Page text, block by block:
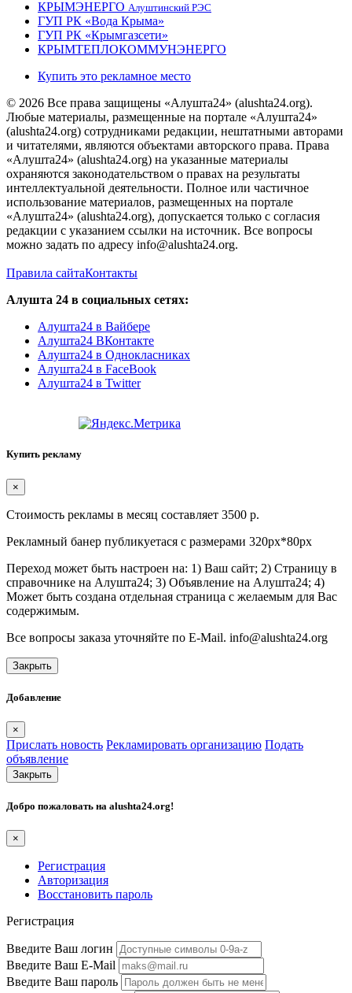
КРЫМЭНЕРГО Алуштинский РЭС
ГУП РК «Вода Крыма»
ГУП РК «Крымгазсети»
КРЫМТЕПЛОКОММУНЭНЕРГО
Купить это рекламное место
© 2026 Все права защищены «Алушта24» (alushta24.org).
Любые материалы, размещенные на портале «Алушта24»
(alushta24.org) сотрудниками редакции, нештатными авторами
и читателями, являются объектами авторского права. Права
«Алушта24» (alushta24.org) на указанные материалы
охраняются законодательством о правах на результаты
интеллектуальной деятельности. Полное или частичное
использование материалов, размещенных на портале
«Алушта24» (alushta24.org), допускается только с согласия
редакции с указанием ссылки на источник. Все вопросы
можно задать по адресу info@alushta24.org.
Правила сайтаКонтакты
Алушта 24 в социальных сетях:
Алушта24 в Вайбере
Алушта24 ВКонтакте
Алушта24 в Однокласниках
Алушта24 в FaceBook
Алушта24 в Twitter
Купить рекламу
×
Стоимость рекламы в месяц составляет 3500 р.
Рекламный банер публикуетася с размерами 320px*80px
Переход может быть настроен на: 1) Ваш сайт; 2) Страницу в
справочнике на Алушта24; 3) Объявление на Алушта24; 4)
Может быть создана отдельная страница с желаемым для Вас
содержимым.
Все вопросы заказа уточняйте по E-Mail. info@alushta24.org
Закрыть
Добавление
×
Прислать новость Рекламировать организацию Подать
объявление
Закрыть
Добро пожаловать на alushta24.org!
×
Регистрация
Авторизация
Восстановить пароль
Регистрация
Введите Ваш логин
Введите Ваш E-Mail
Введите Ваш пароль